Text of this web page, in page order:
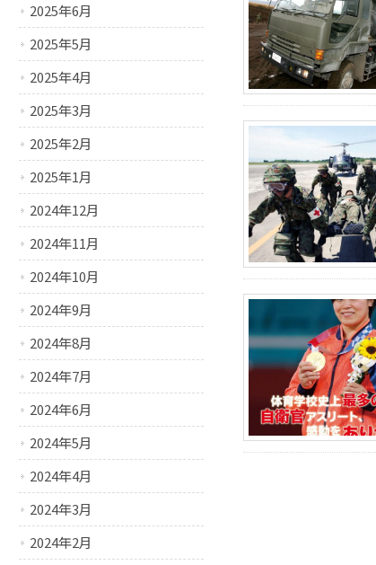
2025年6月
2025年5月
2025年4月
2025年3月
2025年2月
2025年1月
2024年12月
2024年11月
2024年10月
2024年9月
2024年8月
2024年7月
2024年6月
2024年5月
2024年4月
2024年3月
2024年2月